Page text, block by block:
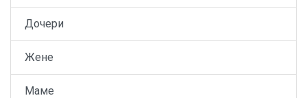
Дочери
Жене
Маме